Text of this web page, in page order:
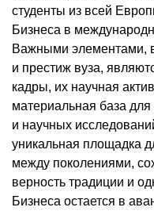
студенты из всей
Бизнеса в
Важными элементами,
и престиж вуза,
кадры, их научная
материальная база
и научных
уникальная площадка
между поколениями,
верность традиции и
Бизнеса остается в